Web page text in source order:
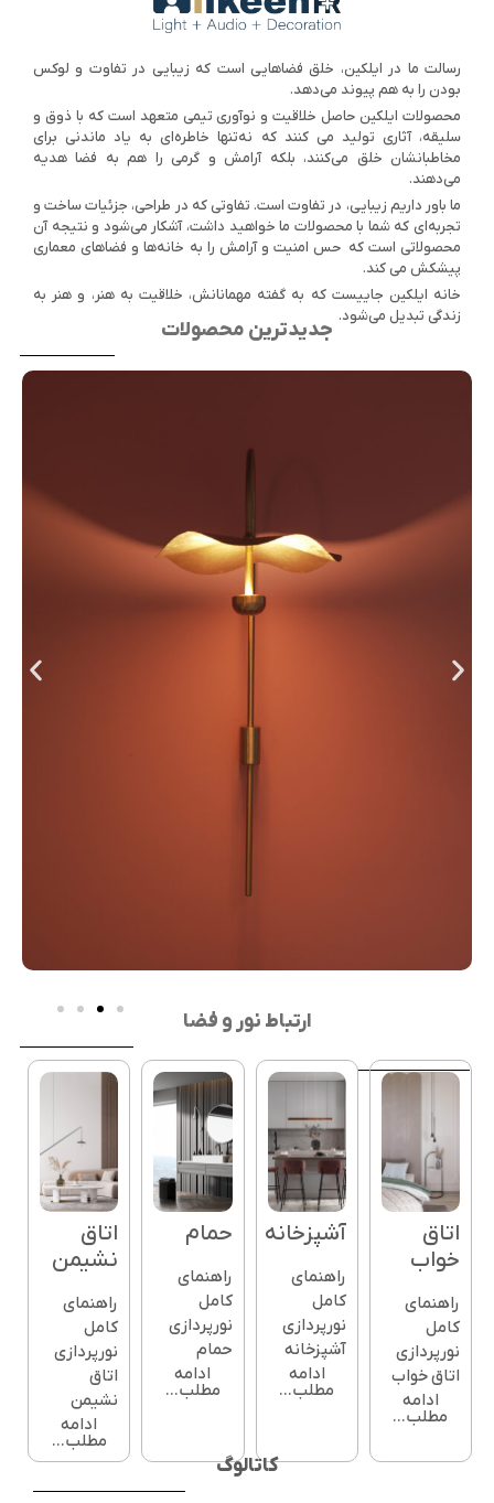
چیپ‌های LED استفاده شده در روشنایی‌های ایلکین با
مقدار بالاترین حد کیفیت نور در حوزه روشنایی می باشد
کلیک کنید
رسالت ما در ایلکین، خلق فضاهایی است که زیبایی در تفاوت و لوکس
بودن را به ‌هم پیوند می‌دهد.
محصولات ایلکین حاصل خلاقیت و نوآوری تیمی متعهد است که با ذوق و
سلیقه، آثاری تولید می کنند که نه‌تنها خاطره‌ای به یاد ماندنی برای
مخاطبانشان خلق می‌کنند، بلکه آرامش و گرمی را هم به فضا هدیه
می‌دهند.
ما باور داریم زیبایی، در تفاوت است. تفاوتی که در طراحی، جزئیات ساخت و
تجربه‌ای که شما با محصولات ما خواهید داشت، آشکار می‌شود و نتیجه آن
محصولاتی است که حس امنیت و آرامش را به خانه‌ها و فضاهای معماری
پیشکش می کند.
خانه ایلکین جاییست که به گفته مهمانانش، خلاقیت به هنر، و هنر به
زندگی تبدیل می‌شود.
جدیدترین محصولات
ارتباط نور و فضا
اتاق
خواب
راهنمای
کامل
نورپردازی
اتاق خواب
ادامه
مطلب...
آشپزخانه
راهنمای
کامل
نورپردازی
آشپزخانه
ادامه
مطلب...
حمام
راهنمای
کامل
نورپردازی
حمام
ادامه
مطلب...
اتاق
نشیمن
راهنمای
کامل
نورپردازی
اتاق
نشیمن
ادامه
مطلب...
کاتالوگ